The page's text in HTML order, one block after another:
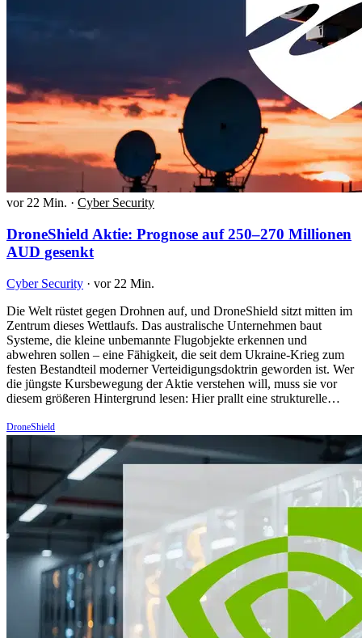
vor 22 Min. · Cyber Security
DroneShield Aktie: Prognose auf 250–270 Millionen
AUD gesenkt
Cyber Security · vor 22 Min.
Die Welt rüstet gegen Drohnen auf, und DroneShield sitzt mitten im
Zentrum dieses Wettlaufs. Das australische Unternehmen baut
Systeme, die kleine unbemannte Flugobjekte erkennen und
abwehren sollen – eine Fähigkeit, die seit dem Ukraine-Krieg zum
festen Bestandteil moderner Verteidigungsdoktrin geworden ist. Wer
die jüngste Kursbewegung der Aktie verstehen will, muss sie vor
diesem größeren Hintergrund lesen: Hier prallt eine strukturelle…
DroneShield